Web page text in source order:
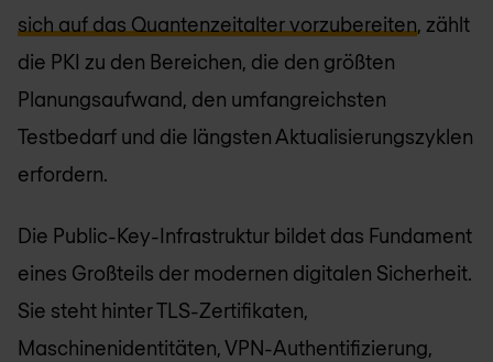
sich auf das Quantenzeitalter vorzubereiten, zählt
die PKI zu den Bereichen, die den größten
Planungsaufwand, den umfangreichsten
Testbedarf und die längsten Aktualisierungszyklen
erfordern.
Die Public-Key-Infrastruktur bildet das Fundament
eines Großteils der modernen digitalen Sicherheit.
Sie steht hinter TLS-Zertifikaten,
Maschinenidentitäten, VPN-Authentifizierung,